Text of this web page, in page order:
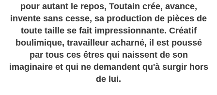
pour autant le repos, Toutain crée, avance,
invente sans cesse, sa production de pièces de
toute taille se fait impressionnante. Créatif
boulimique, travailleur acharné, il est poussé
par tous ces êtres qui naissent de son
imaginaire et qui ne demandent qu'à surgir hors
de lui.